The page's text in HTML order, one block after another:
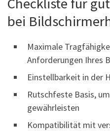
bei
Maximale
Anforderungen Ihres
Einstellbarkeit in der
Rutschfeste Basis,
gewährleisten
Kompatibilität mit